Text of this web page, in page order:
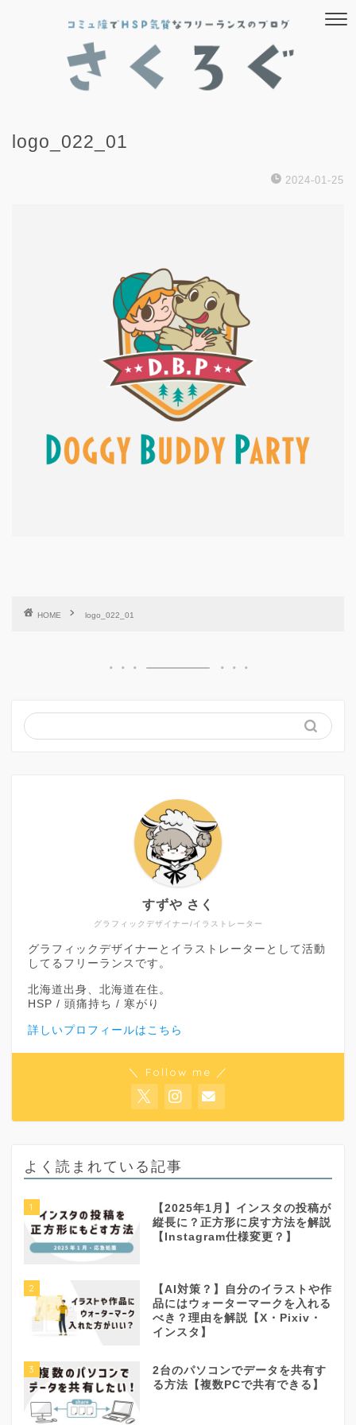
logo_022_01
2024-01-25
HOME logo_022_01
グラフィックデザイナー/イラストレーター
すずや さく
グラフィックデザイナーとイラストレーターとして活動
してるフリーランスです。
北海道出身、北海道在住。
HSP / 頭痛持ち / 寒がり
詳しいプロフィールはこちら
＼ Follow me ／
よく読まれている記事
1
【2025年1月】インスタの投稿が
縦長に？正方形に戻す方法を解説
【Instagram仕様変更？】
2
【AI対策？】自分のイラストや作
品にはウォーターマークを入れる
べき？理由を解説【X・Pixiv・
インスタ】
3
2台のパソコンでデータを共有す
る方法【複数PCで共有できる】